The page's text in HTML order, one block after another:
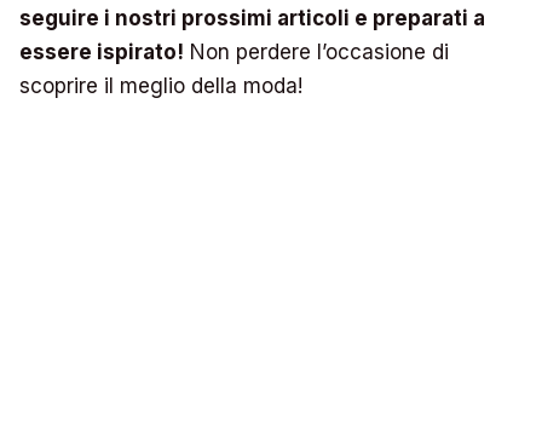
seguire i nostri prossimi articoli e preparati a
essere ispirato! Non perdere l’occasione di
scoprire il meglio della moda!